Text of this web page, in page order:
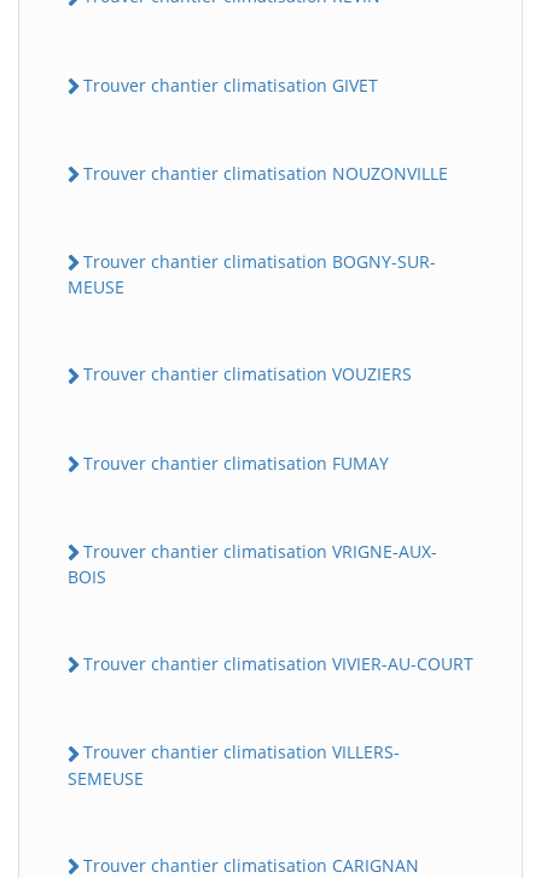
Trouver chantier climatisation GIVET
Trouver chantier climatisation NOUZONVILLE
Trouver chantier climatisation BOGNY-SUR-
MEUSE
Trouver chantier climatisation VOUZIERS
Trouver chantier climatisation FUMAY
Trouver chantier climatisation VRIGNE-AUX-
BOIS
Trouver chantier climatisation VIVIER-AU-COURT
Trouver chantier climatisation VILLERS-
SEMEUSE
Trouver chantier climatisation CARIGNAN